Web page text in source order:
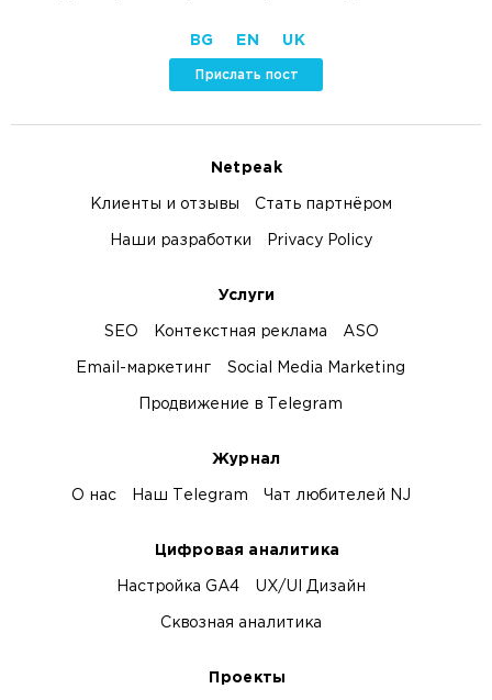
BG EN UK
Прислать пост
Netpeak
Клиенты и отзывы Стать партнёром
Наши разработки Privacy Policy
Услуги
SEO Контекстная реклама ASO
Email-маркетинг Social Media Marketing
Продвижение в Telegram
Журнал
О нас Наш Telegram Чат любителей NJ
Цифровая аналитика
Настройка GA4 UX/UI Дизайн
Сквозная аналитика
Проекты